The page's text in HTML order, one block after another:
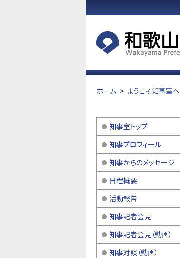
ホーム > ようこそ知事室へ
知事室トップ
知事プロフィール
知事からのメッセージ
日程概要
活動報告
知事記者会見
知事記者会見（動画）
知事対談（動画）